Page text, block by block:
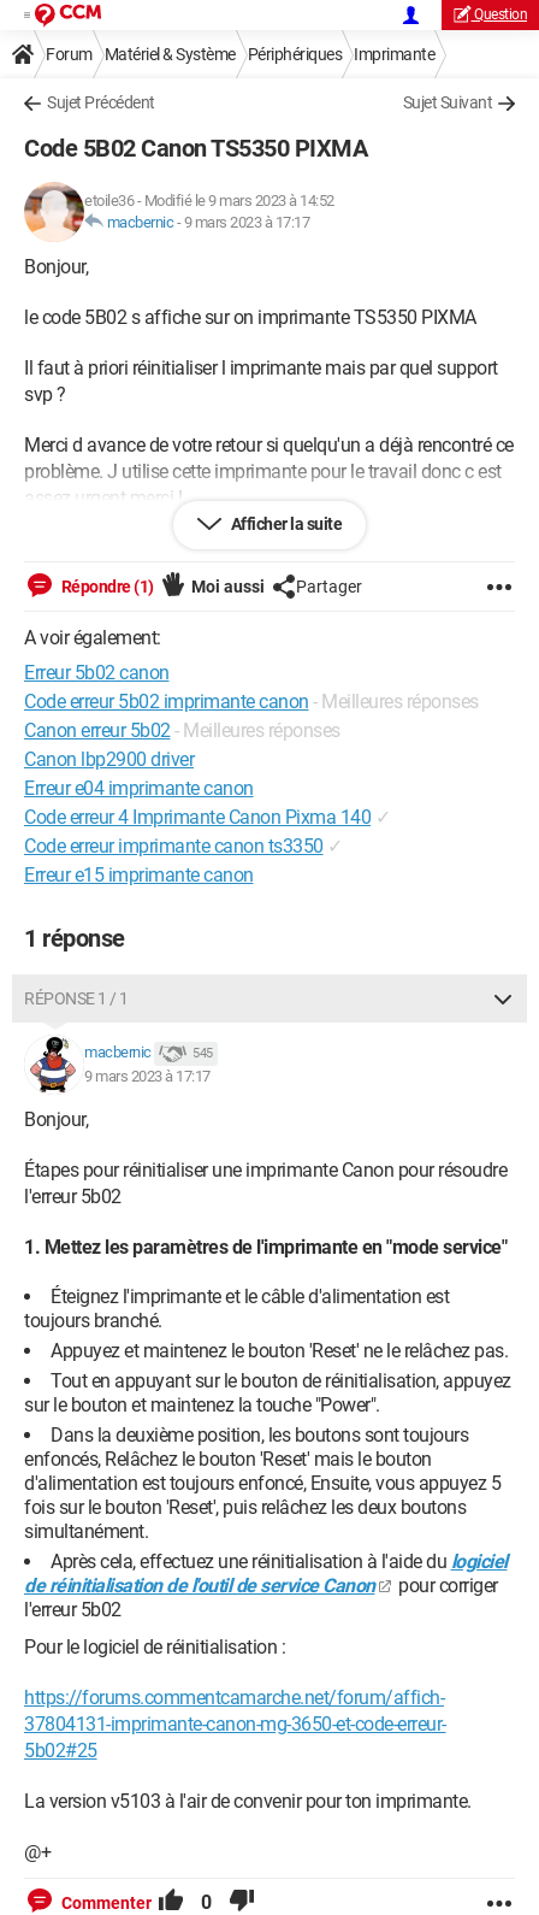
Question
Forum Matériel & Système Périphériques Imprimante
Sujet Précédent Sujet Suivant
Code 5B02 Canon TS5350 PIXMA
etoile36- Modifié le 9 mars 2023 à 14:52
macbernic-9 mars 2023 à 17:17
Bonjour,
le code 5B02 s affiche sur on imprimante TS5350 PIXMA
Il faut à priori réinitialiser l imprimante mais par quel support
svp ?
Merci d avance de votre retour si quelqu'un a déjà rencontré ce
problème. J utilise cette imprimante pour le travail donc c est
assez urgent merci !
Android / Chrome 108.0.0.0 Afficher la suite
Répondre (1) Moi aussi Partager
A voir également:
Erreur 5b02 canon
Code erreur 5b02 imprimante canon - Meilleures réponses
Canon erreur 5b02- Meilleures réponses
Canon lbp2900 driver
Erreur e04 imprimante canon
Code erreur 4 Imprimante Canon Pixma 140 ✓
Code erreur imprimante canon ts3350 ✓
Erreur e15 imprimante canon
1 réponse
RÉPONSE 1 / 1
macbernic 545
9 mars 2023 à 17:17
Bonjour,
Étapes pour réinitialiser une imprimante Canon pour résoudre
l'erreur 5b02
1. Mettez les paramètres de l'imprimante en "mode service"
Éteignez l'imprimante et le câble d'alimentation est
toujours branché.
Appuyez et maintenez le bouton 'Reset' ne le relâchez pas.
Tout en appuyant sur le bouton de réinitialisation, appuyez
sur le bouton et maintenez la touche "Power".
Dans la deuxième position, les boutons sont toujours
enfoncés, Relâchez le bouton 'Reset' mais le bouton
d'alimentation est toujours enfoncé, Ensuite, vous appuyez 5
fois sur le bouton 'Reset', puis relâchez les deux boutons
simultanément.
Après cela, effectuez une réinitialisation à l'aide du logiciel
de réinitialisation de l'outil de service Canon
pour corriger
l'erreur 5b02
Pour le logiciel de réinitialisation :
https://forums.commentcamarche.net/forum/affich-
37804131-imprimante-canon-mg-3650-et-code-erreur-
5b02#25
La version v5103 à l'air de convenir pour ton imprimante.
@+
Commenter 0